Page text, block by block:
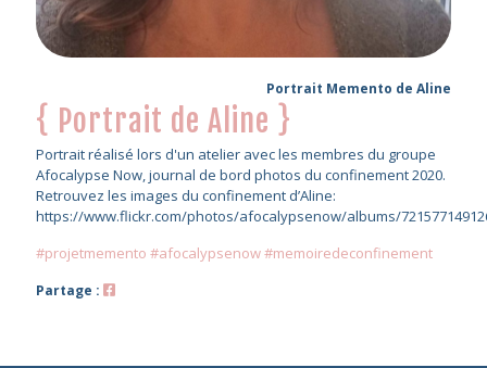
Portrait Memento de Aline
{ Portrait de Aline }
Portrait réalisé lors d'un atelier avec les membres du groupe
Afocalypse Now, journal de bord photos du confinement 2020.
Retrouvez les images du confinement d’Aline:
https://www.flickr.com/photos/afocalypsenow/albums/
#projetmemento #afocalypsenow #memoiredeconfinement
Partage :